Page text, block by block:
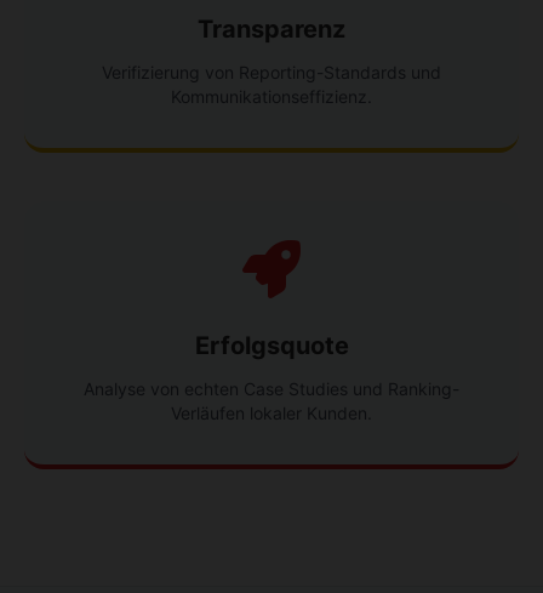
Transparenz
Verifizierung von Reporting-Standards und
Kommunikationseffizienz.
Erfolgsquote
Analyse von echten Case Studies und Ranking-
Verläufen lokaler Kunden.